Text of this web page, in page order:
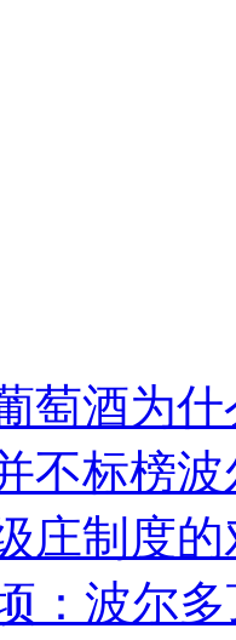
萄酒为
不标榜
庄制度
：波尔